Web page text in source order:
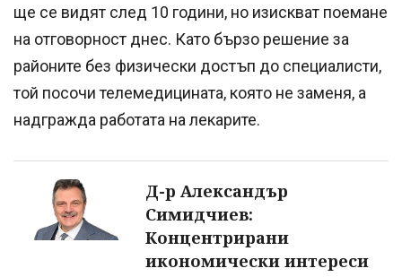
ще се видят след 10 години, но изискват поемане
на отговорност днес. Като бързо решение за
районите без физически достъп до специалисти,
той посочи телемедицината, която не заменя, а
надгражда работата на лекарите.
Д-р Александър
Симидчиев:
Концентрирани
икономически интереси